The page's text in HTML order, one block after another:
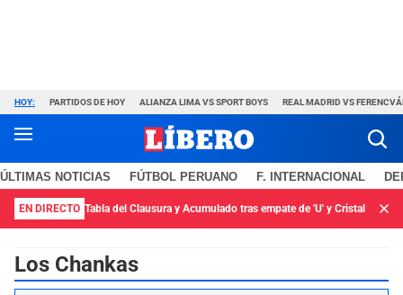
HOY: PARTIDOS DE HOY ALIANZA LIMA VS SPORT BOYS REAL MADRID VS
ÚLTIMAS NOTICIAS FÚTBOL PERUANO F. INTERNACIONAL
EN DIRECTO Tabla del Clausura y Acumulado tras empate de 'U' y Cristal
Los Chankas